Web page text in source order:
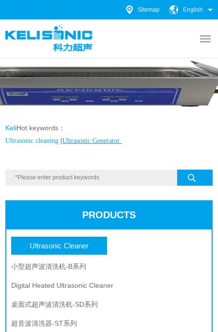
Sitemap English
KeliHot keywords：
Ultrasonic cleaning |Ultrasonic Generator
PRODUCTS
Ultrasonic Cleaner
小型超声波清洗机-B系列
Digital Heated Ultrasonic Cleaner
桌面式超声波清洗机-SD系列
超音波清洗器-ST系列